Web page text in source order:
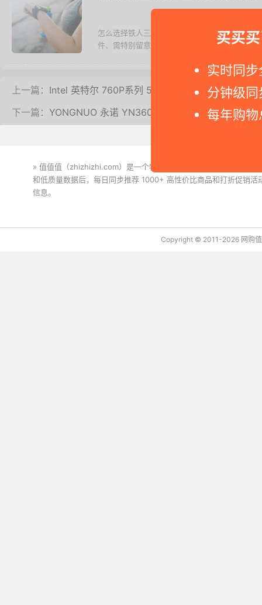
买买
实时同
分钟级
每年购
怎么选择铁人三项手表 - 本文我们就来分享一
件、需特别留意的GPS功能、别忽略电池续航力
上一篇： Intel 英特尔 760P系列 512G固态硬盘开箱评测
下一篇： YONGNUO 永诺 YN360S 摄像灯入手体验
» 值值值（zhizhizhi.com）是一个特价搜索引擎。我们实时监控和
和低质量数据后，每日同步推荐 1000+ 高性价比商品和打折促销
信息。
Copyright © 2011-2026 网购